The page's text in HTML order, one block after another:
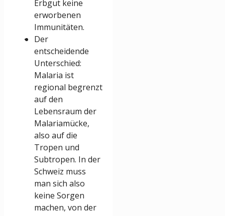
Erbgut keine
erworbenen
Immunitäten.
Der
entscheidende
Unterschied:
Malaria ist
regional begrenzt
auf den
Lebensraum der
Malariamücke,
also auf die
Tropen und
Subtropen. In der
Schweiz muss
man sich also
keine Sorgen
machen, von der